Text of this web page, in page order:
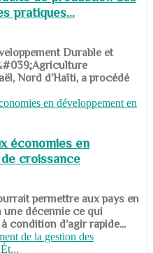
pratiques...
Durable et
Nord d’Haïti, a procédé
économies en
croissance
permettre aux pays en
une décennie ce qui
condition d’agir rapide...